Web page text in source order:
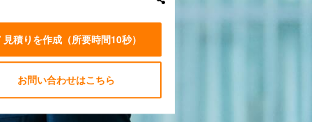
見積りを作成 （所要時間10秒）
お問い合わせはこちら